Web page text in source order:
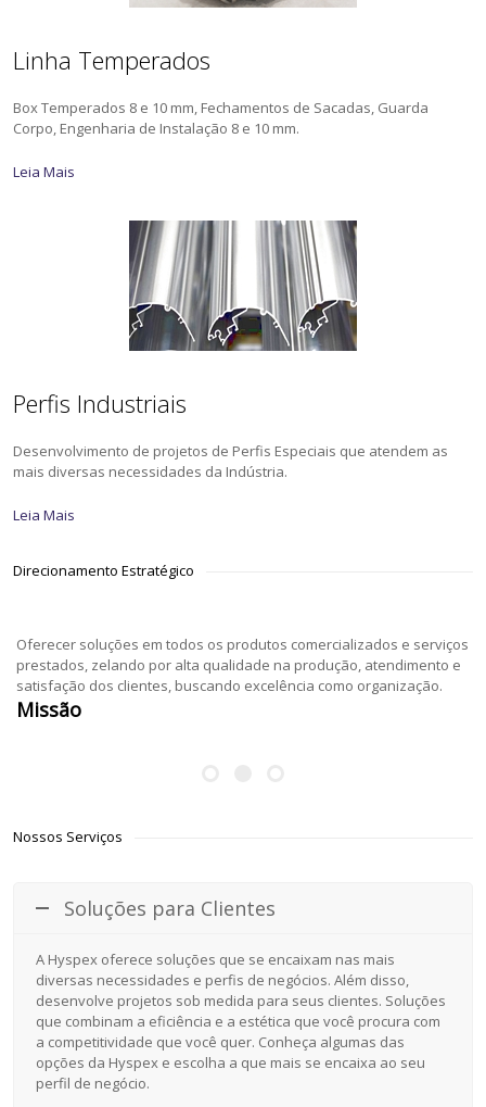
Linha Temperados
Box Temperados 8 e 10 mm, Fechamentos de Sacadas, Guarda
Corpo, Engenharia de Instalação 8 e 10 mm.
Leia Mais
Perfis Industriais
Desenvolvimento de projetos de Perfis Especiais que atendem as
mais diversas necessidades da Indústria.
Leia Mais
Direcionamento Estratégico
Oferecer soluções em todos os produtos comercializados e serviços
prestados, zelando por alta qualidade na produção, atendimento e
satisfação dos clientes, buscando excelência como organização.
Missão
Nossos Serviços
Soluções para Clientes
A Hyspex oferece soluções que se encaixam nas mais
diversas necessidades e perfis de negócios. Além disso,
desenvolve projetos sob medida para seus clientes. Soluções
que combinam a eficiência e a estética que você procura com
a competitividade que você quer. Conheça algumas das
opções da Hyspex e escolha a que mais se encaixa ao seu
perfil de negócio.